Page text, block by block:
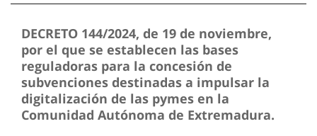
DECRETO 144/2024, de 19 de noviembre,
por el que se establecen las bases
reguladoras para la concesión de
subvenciones destinadas a impulsar la
digitalización de las pymes en la
Comunidad Autónoma de Extremadura.